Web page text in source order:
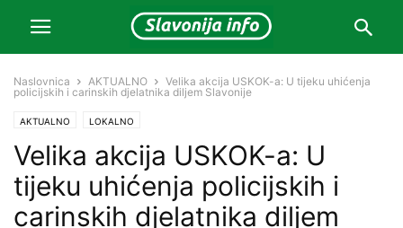
Naslovnica AKTUALNO
Velika akcija USKOK-a: U tijeku uhićenja
policijskih i carinskih djelatnika diljem Slavonije
AKTUALNO LOKALNO
Velika akcija USKOK-a: U
tijeku uhićenja policijskih i
carinskih djelatnika diljem